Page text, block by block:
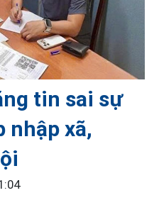
tin sai sự
nhập xã,